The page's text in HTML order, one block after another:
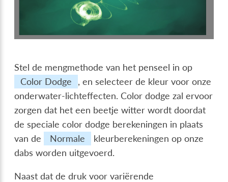
Stel de mengmethode van het penseel in op
Color Dodge
, en selecteer de kleur voor onze
onderwater-lichteffecten. Color dodge zal ervoor
zorgen dat het een beetje witter wordt doordat
de speciale color dodge berekeningen in plaats
van de
Normale
kleurberekeningen op onze
dabs worden uitgevoerd.
Naast dat de druk voor variërende